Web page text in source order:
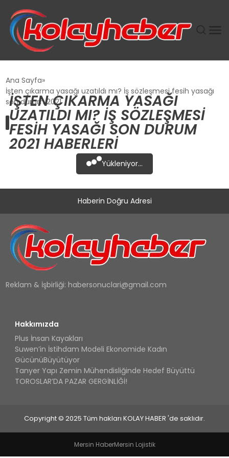
SUWEN’IN İSTIHDAM MODELI EKONOMIDE KADIN
GÜCÜNÜBÜYÜTÜYOR
TANYER YAPI ZEMIN MÜHENDISLIĞINDE HEDEF
BÜYÜTTÜ
Ana Sayfa
İşten çıkarma yasağı uzatıldı mı? İş sözleşmesi fesih yasağı
son durum 2021
İŞTEN ÇIKARMA YASAĞI
UZATILDI MI? İŞ SÖZLEŞMESI
FESIH YASAĞI SON DURUM
2021 HABERLERI
Yükleniyor...
Haberin Doğru Adresi
Reklam & İşbirliği: habersonuclari@gmail.com
Hakkımızda
Plus İnsan Kayakları
Suwen’in İstihdam Modeli Ekonomide Kadın
GücünüBüyütüyor
Tanyer Yapı Zemin Mühendisliğinde Hedef Büyüttü
TOROSLAR’DA PAZAR GERGİNLİĞİ!
Copyright © 2025 Tüm hakları KOLAY HABER 'de saklıdır.
Mersin HaberMersin Lojistik